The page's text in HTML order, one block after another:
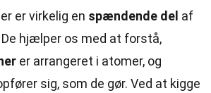
er virkelig en spændende del af
hjælper os med at forstå,
er arrangeret i atomer, og
sig, som de gør. Ved at kigge